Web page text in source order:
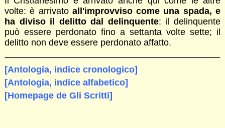
volte: è arrivato all'improvviso come una spada, e
ha diviso il delitto dal delinquente: il delinquente
può essere perdonato fino a settanta volte sette; il
delitto non deve essere perdonato affatto.
[Antologia, indice cronologico]
[Antologia, indice alfabetico]
[Homepage de Gli Scritti]